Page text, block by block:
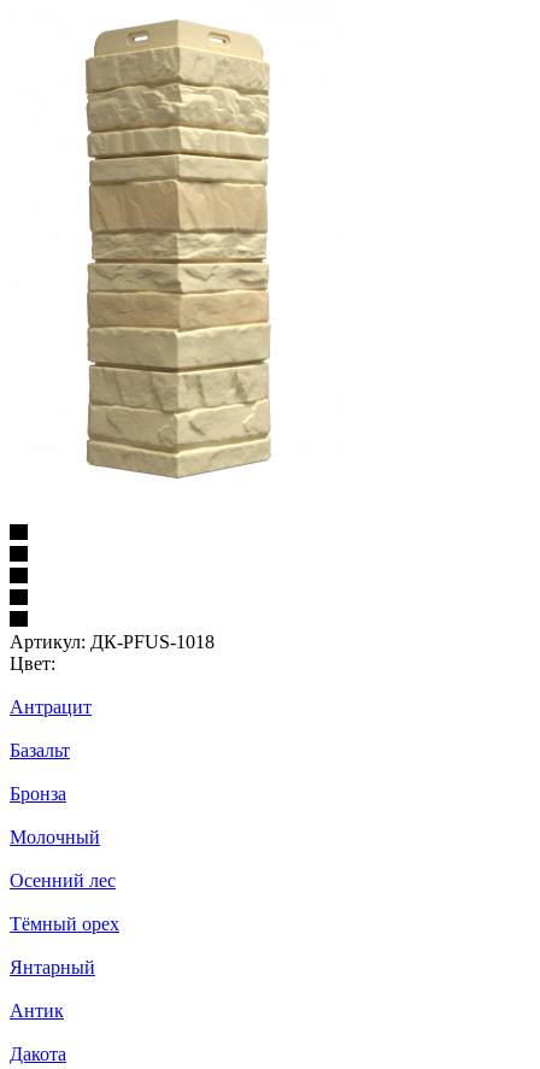
Артикул: ДК-PFUS-1018
Цвет:
Антрацит
Базальт
Бронза
Молочный
Осенний лес
Тёмный орех
Янтарный
Антик
Дакота